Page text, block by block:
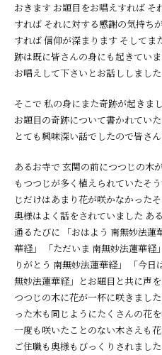
おきます お題目をお唱えすれば そ
すれば それに対する感謝の気持ち
すれば 信仰が深まります そして
跡は既に皆さんの身にも起きてい
お唱えして下さいとお話ししました
そこで 私の身にまた奇跡が起きま
お題目の奇跡について書かれてい
とても興味深い話でしたので皆さ
あるお寺で 玄関の前につつじの木
もつつじが多く植えられていたそ
じだけはあまり花が咲かなかった
奥様はよく話をされていました あ
通るたびに 「おはよう 南無妙法蓮
華経」 「ただいま 南無妙法蓮華経
りがとう 南無妙法蓮華経」 「今
無妙法蓮華経」とお題目と共に声
つつじの木に花が一杯に咲きまし
った木も同じようにたくさんの花
一度も咲いたことのない木さえも
ご住職も奥様もびっくりされまし